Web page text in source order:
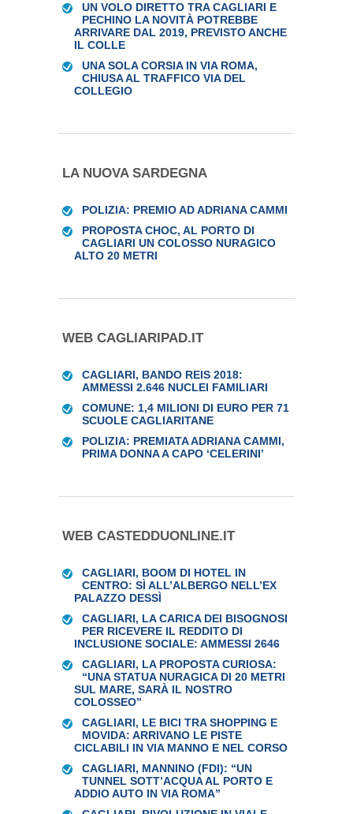
UN VOLO DIRETTO TRA CAGLIARI E
PECHINO LA NOVITÀ POTREBBE
ARRIVARE DAL 2019, PREVISTO ANCHE
IL COLLE
UNA SOLA CORSIA IN VIA ROMA,
CHIUSA AL TRAFFICO VIA DEL
COLLEGIO
LA NUOVA SARDEGNA
POLIZIA: PREMIO AD ADRIANA CAMMI
PROPOSTA CHOC, AL PORTO DI
CAGLIARI UN COLOSSO NURAGICO
ALTO 20 METRI
WEB CAGLIARIPAD.IT
CAGLIARI, BANDO REIS 2018:
AMMESSI 2.646 NUCLEI FAMILIARI
COMUNE: 1,4 MILIONI DI EURO PER 71
SCUOLE CAGLIARITANE
POLIZIA: PREMIATA ADRIANA CAMMI,
PRIMA DONNA A CAPO ‘CELERINI’
WEB CASTEDDUONLINE.IT
CAGLIARI, BOOM DI HOTEL IN
CENTRO: SÌ ALL’ALBERGO NELL’EX
PALAZZO DESSÌ
CAGLIARI, LA CARICA DEI BISOGNOSI
PER RICEVERE IL REDDITO DI
INCLUSIONE SOCIALE: AMMESSI 2646
CAGLIARI, LA PROPOSTA CURIOSA:
“UNA STATUA NURAGICA DI 20 METRI
SUL MARE, SARÀ IL NOSTRO
COLOSSEO”
CAGLIARI, LE BICI TRA SHOPPING E
MOVIDA: ARRIVANO LE PISTE
CICLABILI IN VIA MANNO E NEL CORSO
CAGLIARI, MANNINO (FDI): “UN
TUNNEL SOTT’ACQUA AL PORTO E
ADDIO AUTO IN VIA ROMA”